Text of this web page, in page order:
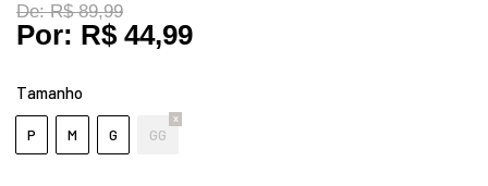
De:R$ 89,99
Por: R$ 44,99
Tamanho
P M G GG